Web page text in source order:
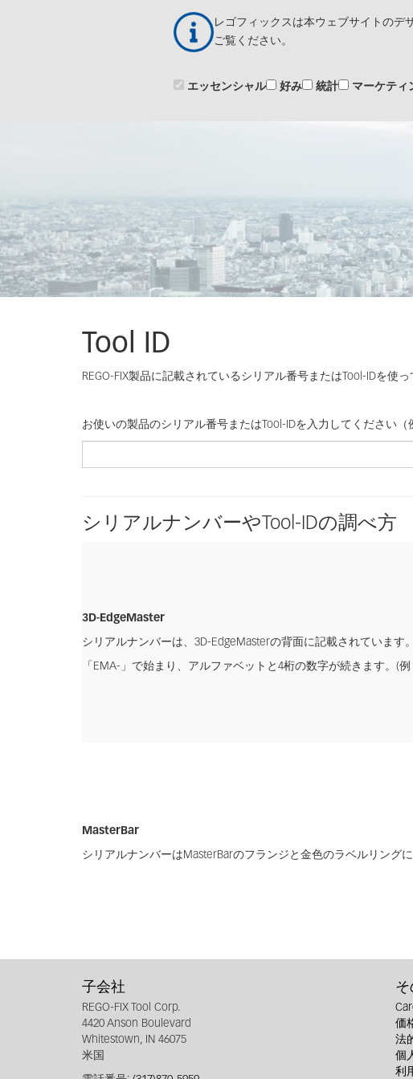
レゴフィックスは本ウェブサイトのデ
ご覧ください。
エッセンシャル 好み 統計 マーケティ
製品 ソ
Tool ID
REGO-FIX製品に記載されているシリアル番号またはTool-IDを使
お使いの製品のシリアル番号またはTool-IDを入力してください（
シリアルナンバーやTool-IDの調べ方
3D-EdgeMaster
シリアルナンバーは、3D-EdgeMasterの背面に記載されています。
「EMA-」で始まり、アルファベットと4桁の数字が続きます。(例
MasterBar
シリアルナンバーはMasterBarのフランジと金色のラベルリング
子会社
REGO-FIX Tool Corp.
4420 Anson Boulevard
Whitestown, IN 46075
米国
そ
価
法
個
利